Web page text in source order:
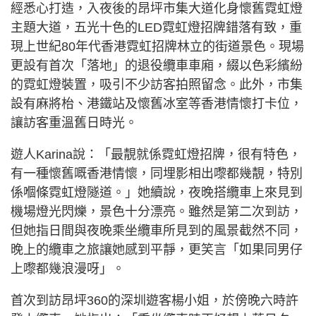
經悉心打造，入夜後的昂坪市集大道化身懷舊霓虹燈
主題大道，五光十色的LED霓虹燈招牌錯落有致，重
現上世紀80年代香港霓虹招牌林立的街道景色。現場
更設有首次「落地」的退役纜車車廂，綴以色彩繽紛
的霓虹燈裝置，吸引不少訪客拍照留念。此外，市集
設有麻將枱、港鐵站及懷舊冰室等香港情懷打卡位，
讓訪客重溫舊日時光。
遊人Karina說：「最靚就係霓虹燈招牌，很有特色，
有一種懷舊嘅香港情懷，同埋影相出嚟都幾靚，特別
係嗰條霓虹燈隧道。」她續說，夜晚搭纜車上來見到
機場燈光閃爍，景色十分漂亮。雖然是第二次到訪，
但她指日間與夜晚乘坐纜車所見到的風景截然不同，
晚上的纜車之旅讓她感到平靜，更笑言「如果同男仔
上嚟都幾浪漫呀」。
首次到訪昂坪360的深圳遊客楊小姐，於傍晚六時許